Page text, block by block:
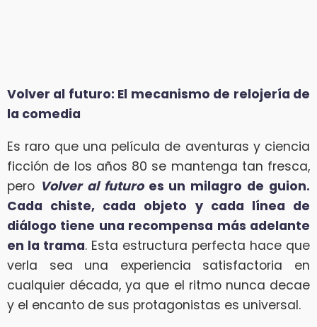
Volver al futuro: El mecanismo de relojería de
la comedia
Es raro que una película de aventuras y ciencia
ficción de los años 80 se mantenga tan fresca,
pero Volver al futuroes un milagro de guion.
Cada chiste, cada objeto y cada línea de
diálogo tiene una recompensa más adelante
en la trama. Esta estructura perfecta hace que
verla sea una experiencia satisfactoria en
cualquier década, ya que el ritmo nunca decae
y el encanto de sus protagonistas es universal.